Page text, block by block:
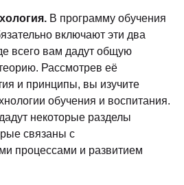
В программу обучения
включают эти два
всего вам дадут общую
Рассмотрев её
и принципы, вы изучите
обучения и воспитания.
некоторые разделы
связаны с
процессами и развитием